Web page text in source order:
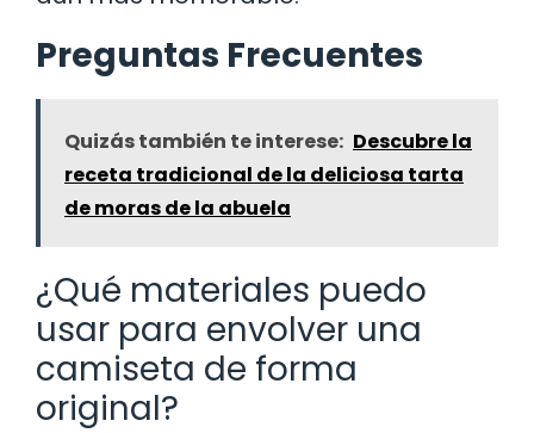
Preguntas Frecuentes
Quizás también te interese: Descubre la
receta tradicional de la deliciosa tarta
de moras de la abuela
¿Qué materiales puedo
usar para envolver una
camiseta de forma
original?